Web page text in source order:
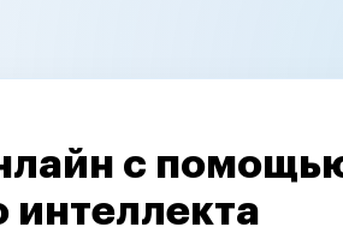
с
интеллекта